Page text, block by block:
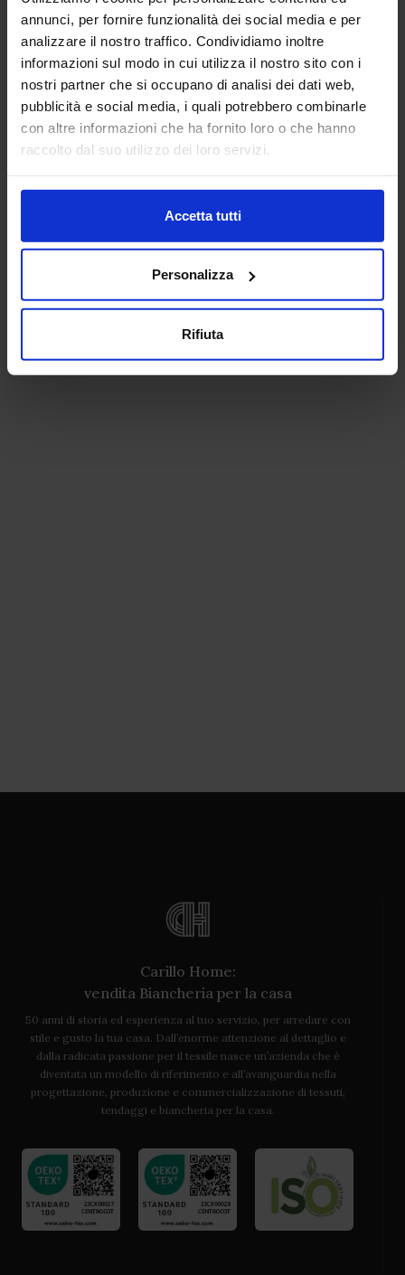
annunci, per fornire funzionalità dei social media e per
analizzare il nostro traffico. Condividiamo inoltre
informazioni sul modo in cui utilizza il nostro sito con i
nostri partner che si occupano di analisi dei dati web,
pubblicità e social media, i quali potrebbero combinarle
con altre informazioni che ha fornito loro o che hanno
raccolto dal suo utilizzo dei loro servizi.
Accetta tutti
Personalizza
Rifiuta
Colori disponibili
Carta da zucchero
Verde Grigio MarroneRosa + colore
Carillo Home:
vendita Biancheria per la casa
50 anni di storia ed esperienza al tuo servizio, per arredare con
stile e gusto la tua casa. Dall’enorme attenzione al dettaglio e
dalla radicata passione per il tessile nasce un’azienda che è
diventata un modello di riferimento e all’avanguardia nella
progettazione, produzione e commercializzazione di tessuti,
tendaggi e biancheria per la casa.